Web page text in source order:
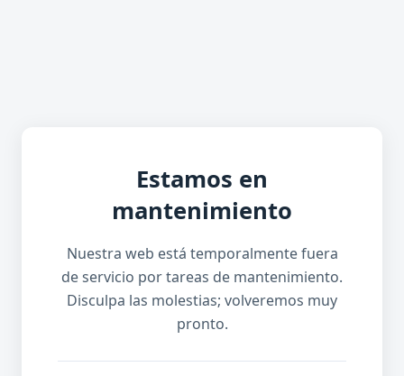
Estamos en
mantenimiento
Nuestra web está temporalmente fuera
de servicio por tareas de mantenimiento.
Disculpa las molestias; volveremos muy
pronto.